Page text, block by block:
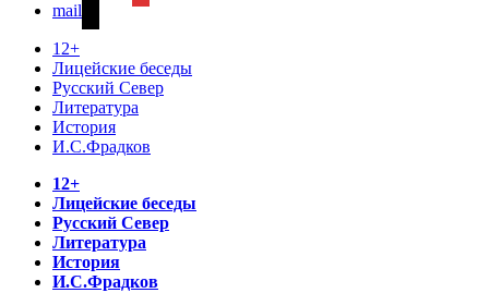
mail
12+
Лицейские беседы
Русский Север
Литература
История
И.С.Фрадков
12+
Лицейские беседы
Русский Север
Литература
История
И.С.Фрадков